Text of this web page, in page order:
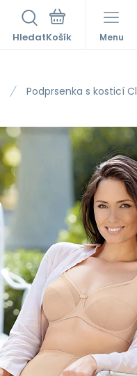
Hledat Menu
Podprsenka s kosticí